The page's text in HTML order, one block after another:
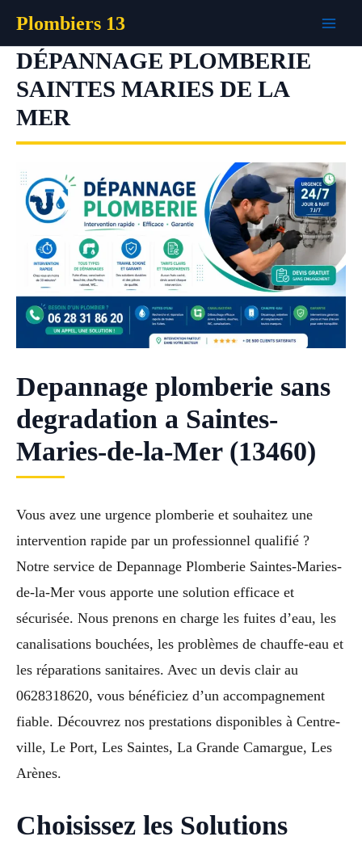
contenu
Plombiers 13
DÉPANNAGE PLOMBERIE
SAINTES MARIES DE LA
MER
Depannage plomberie sans
degradation a Saintes-
Maries-de-la-Mer (13460)
Vous avez une urgence plomberie et souhaitez une
intervention rapide par un professionnel qualifié ?
Notre service de Depannage Plomberie Saintes-Maries-
de-la-Mer vous apporte une solution efficace et
sécurisée. Nous prenons en charge les fuites d’eau, les
canalisations bouchées, les problèmes de chauffe-eau et
les réparations sanitaires. Avec un devis clair au
0628318620, vous bénéficiez d’un accompagnement
fiable. Découvrez nos prestations disponibles à Centre-
ville, Le Port, Les Saintes, La Grande Camargue, Les
Arènes.
Choisissez les Solutions